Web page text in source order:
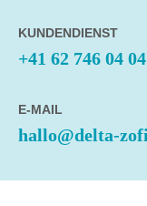
KUNDENDIENST
+41 62 746 04 04
E-MAIL
hallo@delta-